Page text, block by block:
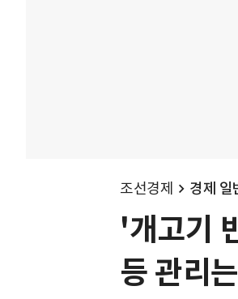
조선경제 경제 일
'개고기
등 관리